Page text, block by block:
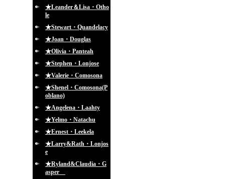
★Leander＆Lisa・Otho
le
★Stewart・Quandelacy
★Joan・Douglas
★Olivia・Panteah
★Stephen・Lonjose
★Valerie・Comosona
★Shenel・Comosona(P
oblano)
★Angelena・Laahty
★Yelmo・Natachu
★Ernest・Leekela
★Larry&Rath・Lonjos
e
★Ryland&Claudia・G
asper